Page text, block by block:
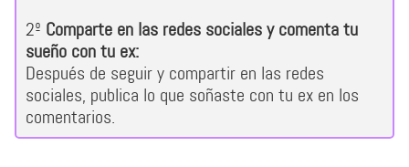
2º Comparte en las redes sociales y comenta tu
sueño con tu ex:
Después de seguir y compartir en las redes
sociales, publica lo que soñaste con tu ex en los
comentarios.